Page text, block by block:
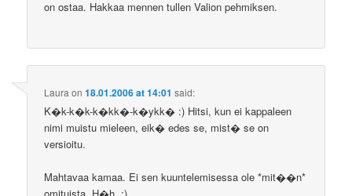
on ostaa. Hakkaa mennen tullen Valion pehmiksen.
Laura on18.01.2006 at 14:01 said:
K�k-k�k-k�kk�-k�ykk� :) Hitsi, kun ei kappaleen
nimi muistu mieleen, eik� edes se, mist� se on
versioitu.
Mahtavaa kamaa. Ei sen kuuntelemisessa ole *mit��n*